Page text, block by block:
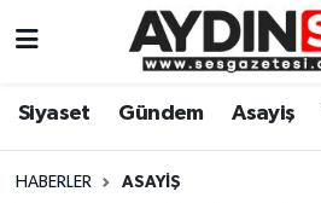
Siyaset Gündem Asayiş
HABERLER ASAYIŞ
Gündem
Aydın Hava Durumu